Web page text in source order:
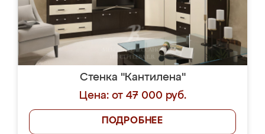
Стенка "Кантилена"
Цена: от 47 000 руб.
ПОДРОБНЕЕ